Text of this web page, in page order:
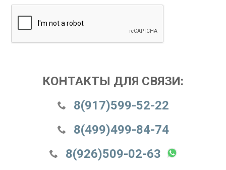
КОНТАКТЫ ДЛЯ СВЯЗИ:
8(917)599-52-22
8(499)499-84-74
8(926)509-02-63